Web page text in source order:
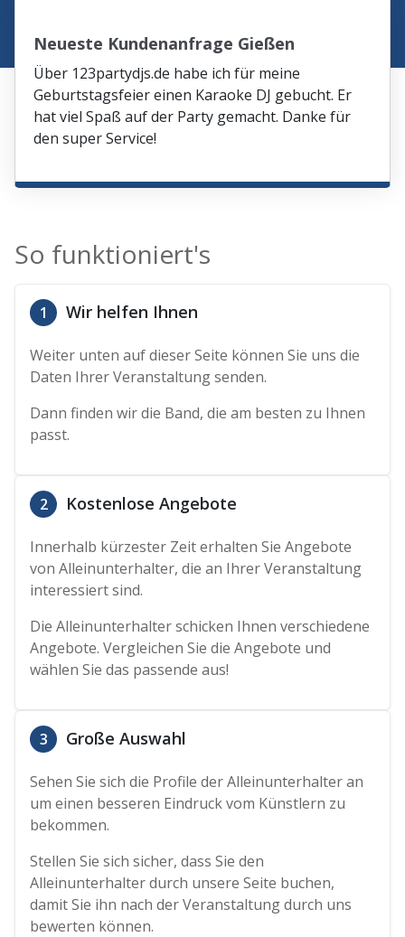
Neueste Kundenanfrage Gießen
Über 123partydjs.de habe ich für meine
Geburtstagsfeier einen Karaoke DJ gebucht. Er
hat viel Spaß auf der Party gemacht. Danke für
den super Service!
So funktioniert's
1 Wir helfen Ihnen
Weiter unten auf dieser Seite können Sie uns die
Daten Ihrer Veranstaltung senden.
Dann finden wir die Band, die am besten zu Ihnen
passt.
2 Kostenlose Angebote
Innerhalb kürzester Zeit erhalten Sie Angebote
von Alleinunterhalter, die an Ihrer Veranstaltung
interessiert sind.
Die Alleinunterhalter schicken Ihnen verschiedene
Angebote. Vergleichen Sie die Angebote und
wählen Sie das passende aus!
3 Große Auswahl
Sehen Sie sich die Profile der Alleinunterhalter an
um einen besseren Eindruck vom Künstlern zu
bekommen.
Stellen Sie sich sicher, dass Sie den
Alleinunterhalter durch unsere Seite buchen,
damit Sie ihn nach der Veranstaltung durch uns
bewerten können.